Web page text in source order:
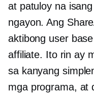
at patuloy na
ngayon. Ang
aktibong user
affiliate. Ito rin ay
sa kanyang
mga programa, at